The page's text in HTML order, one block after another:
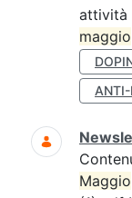
attività
maggio
ANTI-
Maggio